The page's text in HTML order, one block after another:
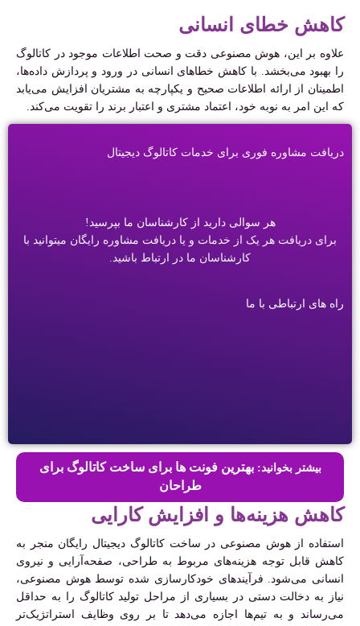
کاهش خطای انسانی
علاوه بر این، هوش مصنوعی دقت و صحت اطلاعات موجود در کاتالوگ
را بهبود می‌بخشد. با کاهش خطاهای انسانی در ورود و پردازش داده‌ها،
اطمینان از ارائه اطلاعات صحیح و یکپارچه به مشتریان افزایش می‌یابد
که این امر به نوبه خود، اعتماد مشتری و اعتبار برند را تقویت می‌کند.
دریافت مشاوره فوری برای خدمات کاتالوگ دیجیتال
هر سوالی دارید از کارشناسان ما بپرسید!
برای دریافت هر یک از خدمات و یا دریافت مشاوره رایگان میتوانید با
کارشناسان ما در ارتباط باشید.
راه های ارتباطی با ما
بیشتر بخوانید: بهترین فونت ها برای ساخت کاتالوگ برای
طراحان
کاهش هزینه‌ها و افزایش کارایی
استفاده از هوش مصنوعی در ساخت کاتالوگ دیجیتال رایگان منجر به
کاهش قابل توجه هزینه‌های مربوط به طراحی، صفحه‌آرایی و نیروی
انسانی می‌شود. فرآیندهای خودکارسازی شده توسط هوش مصنوعی،
نیاز به دخالت دستی در بسیاری از مراحل تولید کاتالوگ را به حداقل
می‌رساند و به تیم‌ها اجازه می‌دهد تا بر روی وظایف استراتژیک‌تر